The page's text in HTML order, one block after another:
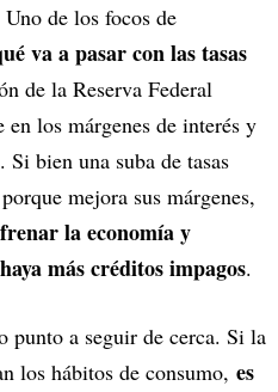
de los focos de
va a pasar con las tasas
de la Reserva Federal
los márgenes de interés y
Si bien una suba de tasas
mejora sus márgenes,
la economía y
más créditos impagos.
punto a seguir de cerca. Si la
los hábitos de consumo, es